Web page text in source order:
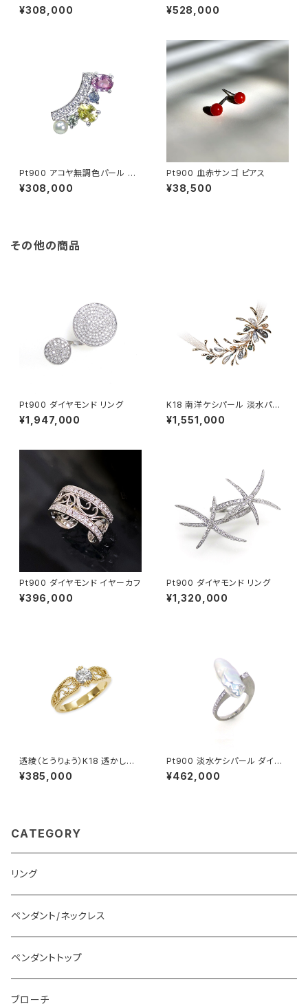
ール ピアス
¥308,000 ール ダイヤモンド ピアス
¥528,000
Pt900 アコヤ無調色パール サ
ファイア ミントガーネット ダイヤ
モンド ピアス（片方）
¥308,000
Pt900 血赤サンゴ ピアス
¥38,500
その他の商品
Pt900 ダイヤモンド リング
¥1,947,000
K18 南洋ケシパール 淡水パー
ル ネックレス
¥1,551,000
Pt900 ダイヤモンド イヤーカフ
¥396,000
Pt900 ダイヤモンド リング
¥1,320,000
透綾（とうりょう）K18 透かしリ
ング枠
¥385,000
Pt900 淡水ケシパール ダイヤ
モンド リング
¥462,000
CATEGORY
リング
ペンダント/ネックレス
ペンダントトップ
ブローチ